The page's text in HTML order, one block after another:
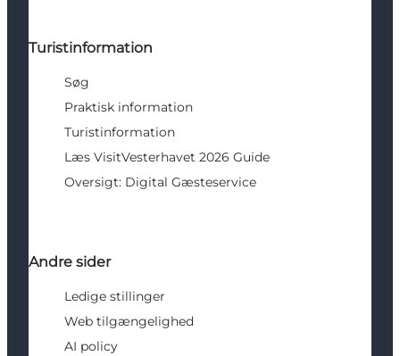
Turistinformation
Søg
Praktisk information
Turistinformation
Læs VisitVesterhavet 2026 Guide
Oversigt: Digital Gæsteservice
Andre sider
Ledige stillinger
Web tilgængelighed
AI policy